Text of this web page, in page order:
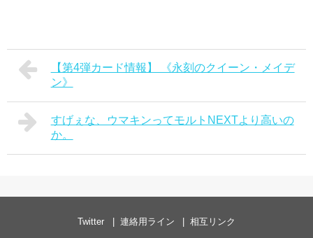
【第4弾カード情報】 《永刻のクイーン・メイデ
ン》
すげぇな、ウマキンってモルトNEXTより高いの
か。
Twitter 連絡用ライン
相互リンク